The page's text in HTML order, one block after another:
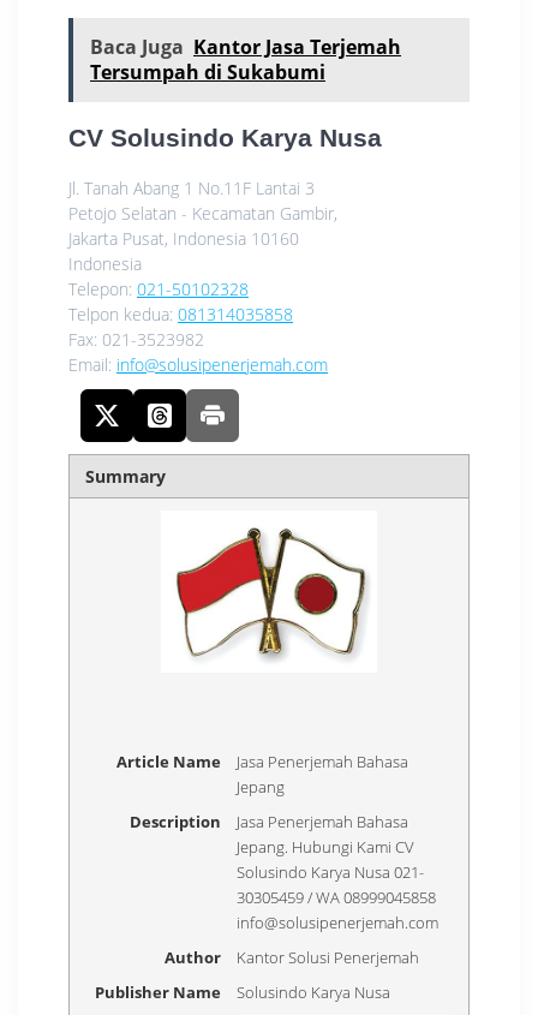
Baca Juga Kantor Jasa Terjemah
Tersumpah di Sukabumi
CV Solusindo Karya Nusa
Jl. Tanah Abang 1 No.11F Lantai 3
Petojo Selatan - Kecamatan Gambir,
Jakarta Pusat, Indonesia 10160
Indonesia
Telepon: 021-50102328
Telpon kedua: 081314035858
Fax: 021-3523982
Email: info@solusipenerjemah.com
Summary
Article Name
Jasa Penerjemah Bahasa
Jepang
Description
Jasa Penerjemah Bahasa
Jepang. Hubungi Kami CV
Solusindo Karya Nusa 021-
30305459 / WA 08999045858
info@solusipenerjemah.com
Author
Kantor Solusi Penerjemah
Publisher Name
Solusindo Karya Nusa